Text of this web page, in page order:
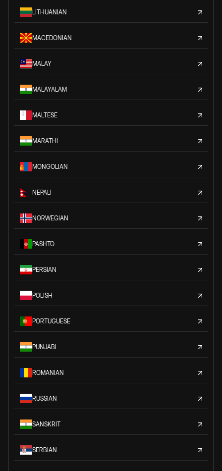
LITHUANIAN
MACEDONIAN
MALAY
MALAYALAM
MALTESE
MARATHI
MONGOLIAN
NEPALI
NORWEGIAN
PASHTO
PERSIAN
POLISH
PORTUGUESE
PUNJABI
ROMANIAN
RUSSIAN
SANSKRIT
SERBIAN